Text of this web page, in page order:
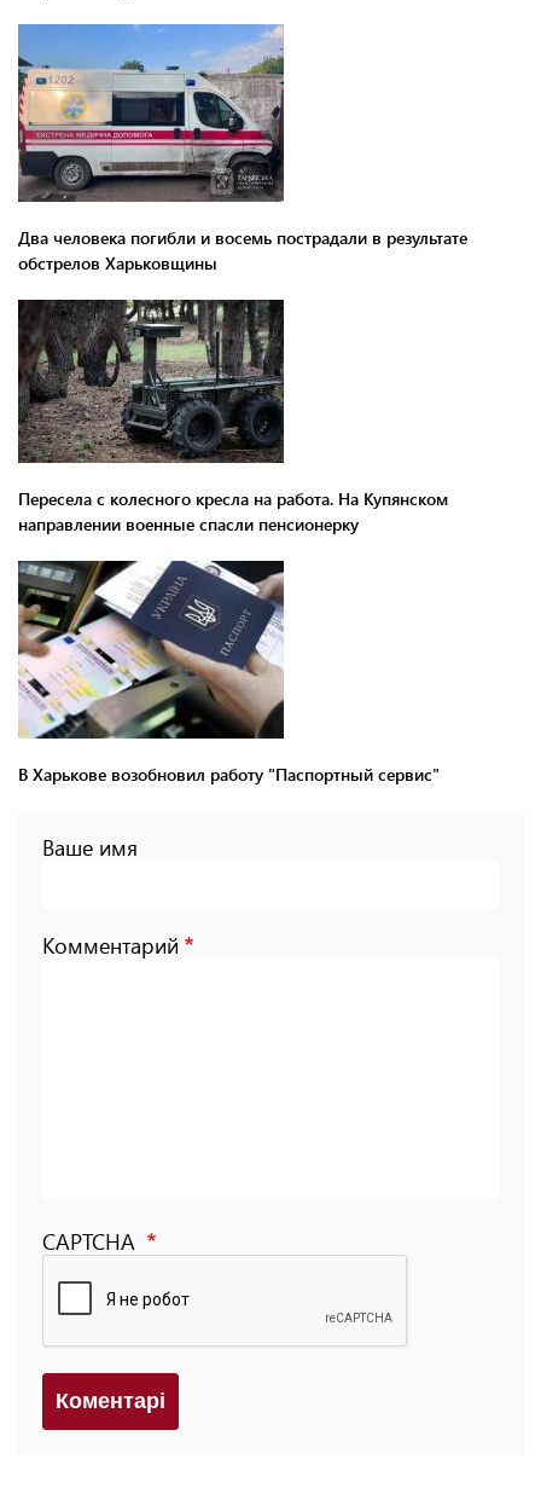
Два человека погибли и восемь пострадали в результате
обстрелов Харьковщины
Пересела с колесного кресла на работа. На Купянском
направлении военные спасли пенсионерку
В Харькове возобновил работу "Паспортный сервис"
Ваше имя
Комментарий
CAPTCHA
Коментарi